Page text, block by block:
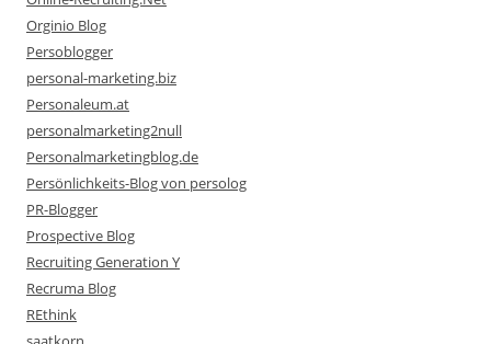
Orginio Blog
Persoblogger
personal-marketing.biz
Personaleum.at
personalmarketing2null
Personalmarketingblog.de
Persönlichkeits-Blog von persolog
PR-Blogger
Prospective Blog
Recruiting Generation Y
Recruma Blog
REthink